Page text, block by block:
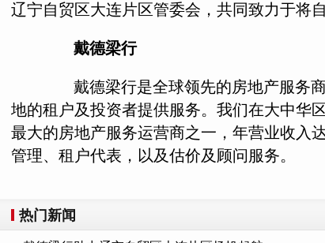
辽宁自贸区大连片区管委会，共同致力于将
戴德梁行
戴德梁行是全球领先的房地产服务商
地的租户及投资者提供服务。我们在大中华
最大的房地产服务运营商之一，年营业收入
管理、租户代表，以及估价及顾问服务。
热门新闻